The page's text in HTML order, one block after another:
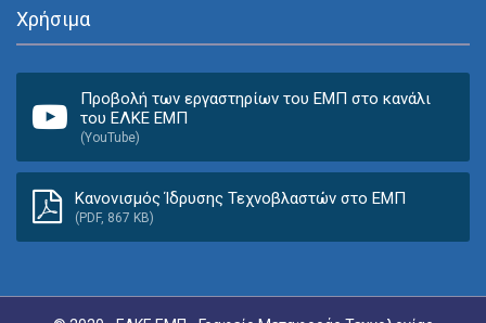
Χρήσιμα
Προβολή των εργαστηρίων του ΕΜΠ στο κανάλι
του ΕΛΚΕ ΕΜΠ
(YouTube)
Κανονισμός Ίδρυσης Τεχνοβλαστών στο ΕΜΠ
(PDF, 867 KB)